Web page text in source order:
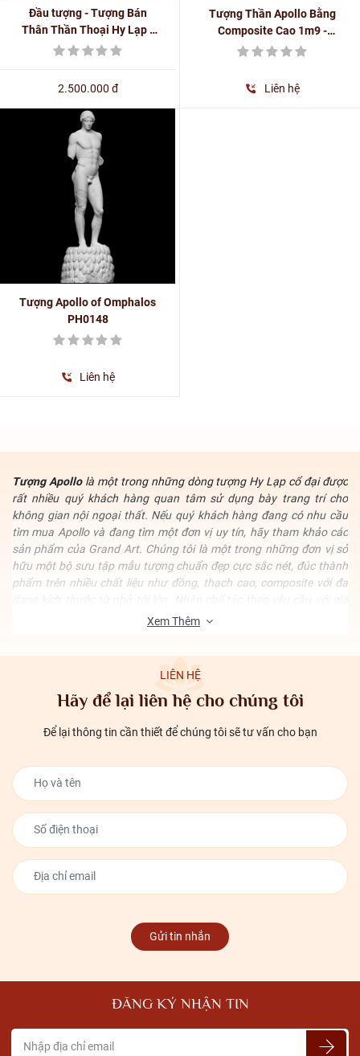
Đầu tượng - Tượng Bán
Thân Thần Thoại Hy Lạp -
Thần Apollo Bằng
2.500.000 đ
Tượng Thần Apollo Bằng
Composite Cao 1m9 -
PH0143
Liên hệ
Tượng Apollo of Omphalos
PH0148
Liên hệ
Tượng Apollo là một trong những dòng tượng Hy Lạp cổ đại được
rất nhiều quý khách hàng quan tâm sử dụng bày trang trí cho
không gian nội ngoại thất. Nếu quý khách hàng đang có nhu cầu
tìm mua Apollo và đang tìm một đơn vị uy tín, hãy tham khảo các
sản phẩm của Grand Art. Chúng tôi là một trong những đơn vị sở
hữu một bộ sưu tập mẫu tượng chuẩn đẹp cực sắc nét, đúc thành
phẩm trên nhiều chất liệu như đồng, thạch cao, composite với đa
thành đi cùng chất lượng là tốt nhất thị trường.
Apollo chuẩn đẹp, chất lượng nhất
Đôi nét về vị thần Apollo
12 vị thần trên đỉnh Olympus. Apollo được sinh ra trên một hòn đảo
nổi tên là Asteria, trên đó Zeus và nữ thần Leto đã gặp gỡ bí mật.
Hòn đảo nơi hai cặp song sinh thần thánh được sinh ra là Apollo và
Artemis.
Xem Thêm
LIÊN HỆ
Hãy để lại liên hệ cho chúng tôi
Để lại thông tin cần thiết để chúng tôi sẽ tư vấn cho bạn
Gửi tin nhắn
ĐĂNG KÝ NHẬN TIN